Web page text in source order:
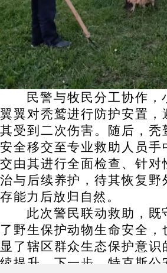
民警与牧民分工协作，
翼翼对秃鹫进行防护安置，
其受到二次伤害。随后，秃
安全移交至专业救助人员手
交由其进行全面检查、针对
治与后续养护，待其恢复野
存能力后放归自然。
此次警民联动救助，既
了野生保护动物生命安全，
显了辖区群众生态保护意识
续提升。下一步，特克斯公